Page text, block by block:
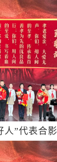
”代表合影